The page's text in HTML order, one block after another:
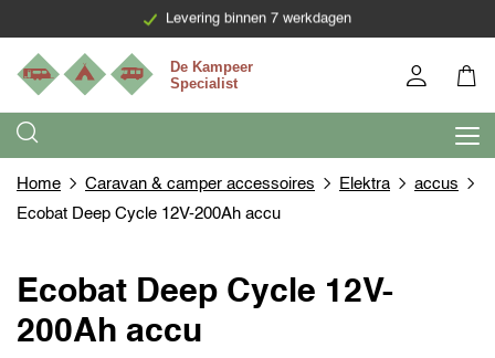
Levering binnen 7 werkdagen
Home Caravan & camper accessoires Elektra
accus
Ecobat Deep Cycle 12V-200Ah accu
Ecobat Deep Cycle 12V-
200Ah accu